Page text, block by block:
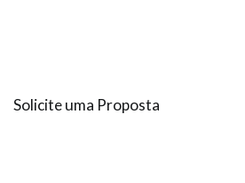
Solicite uma Proposta